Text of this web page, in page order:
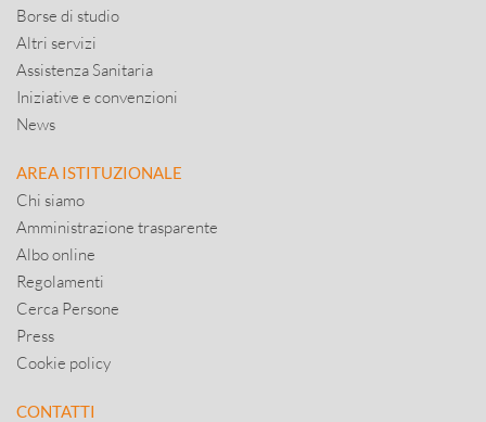
Borse di studio
Altri servizi
Assistenza Sanitaria
Iniziative e convenzioni
News
AREA ISTITUZIONALE
Chi siamo
Amministrazione trasparente
Albo online
Regolamenti
Cerca Persone
Press
Cookie policy
CONTATTI